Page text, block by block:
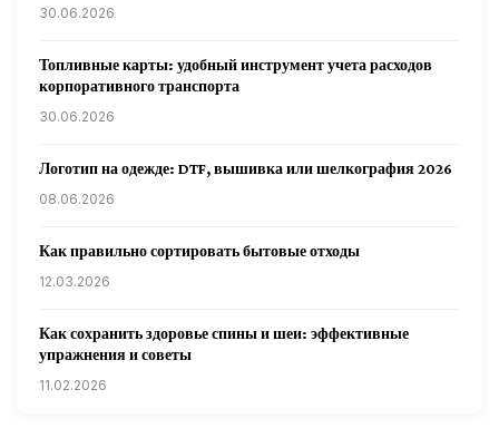
30.06.2026
Топливные карты: удобный инструмент учета расходов
корпоративного транспорта
30.06.2026
Логотип на одежде: DTF, вышивка или шелкография 2026
08.06.2026
Как правильно сортировать бытовые отходы
12.03.2026
Как сохранить здоровье спины и шеи: эффективные
упражнения и советы
11.02.2026